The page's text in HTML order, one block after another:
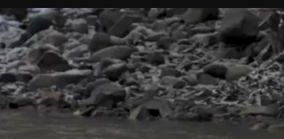
Политика конфиденциальности
Бесплатные каналы Контакты